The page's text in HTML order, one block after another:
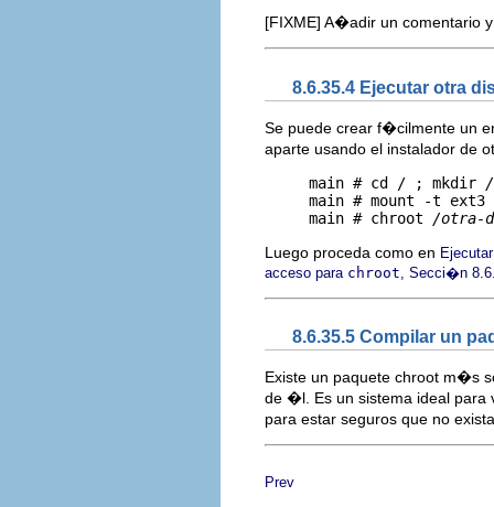
[FIXME] A�adir un comentario
8.6.35.4 Ejecutar otra
Se puede crear f�cilmente un
aparte usando el instalador de
     main # cd / ; mkdir
     main # mount -t ext3
     main # chroot
/otra-
Luego proceda como en
acceso para chroot , Secci�n
8.6.35.5 Compilar un
Existe un paquete chroot m�s
de �l. Es un sistema ideal para
para estar seguros que no
Prev